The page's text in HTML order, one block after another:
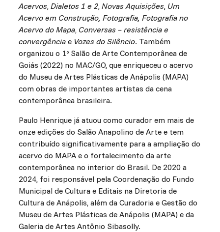
Acervos, Dialetos 1 e 2, Novas Aquisições, Um
Acervo em Construção, Fotografia, Fotografia no
Acervo do Mapa, Conversas – resistência e
convergênciae Vozes do Silêncio. Também
organizou o 1º Salão de Arte Contemporânea de
Goiás (2022) no MAC/GO, que enriqueceu o acervo
do Museu de Artes Plásticas de Anápolis (MAPA)
com obras de importantes artistas da cena
contemporânea brasileira.
Paulo Henrique já atuou como curador em mais de
onze edições do Salão Anapolino de Arte e tem
contribuído significativamente para a ampliação do
acervo do MAPA e o fortalecimento da arte
contemporânea no interior do Brasil. De 2020 a
2024, foi responsável pela Coordenação do Fundo
Municipal de Cultura e Editais na Diretoria de
Cultura de Anápolis, além da Curadoria e Gestão do
Museu de Artes Plásticas de Anápolis (MAPA) e da
Galeria de Artes Antônio Sibasolly.